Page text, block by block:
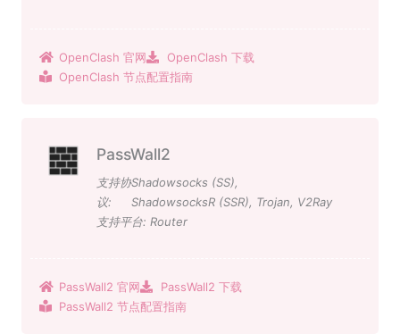
OpenClash 官网
OpenClash 下载
OpenClash 节点配置指南
PassWall2
支持协
议:
Shadowsocks (SS),
ShadowsocksR (SSR), Trojan, V2Ray
支持平台: Router
PassWall2 官网
PassWall2 下载
PassWall2 节点配置指南